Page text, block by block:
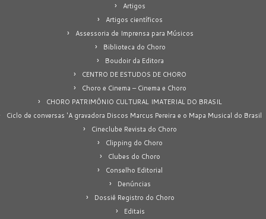
Artigos
Artigos científicos
Assessoria de Imprensa para Músicos
Biblioteca do Choro
Boudoir da Editora
CENTRO DE ESTUDOS DE CHORO
Choro e Cinema – Cinema e Choro
CHORO PATRIMÔNIO CULTURAL IMATERIAL DO BRASIL
Ciclo de conversas 'A gravadora Discos Marcus Pereira e o Mapa Musical do Brasil
Cineclube Revista do Choro
Clipping do Choro
Clubes do Choro
Conselho Editorial
Denúncias
Dossiê Registro do Choro
Editais